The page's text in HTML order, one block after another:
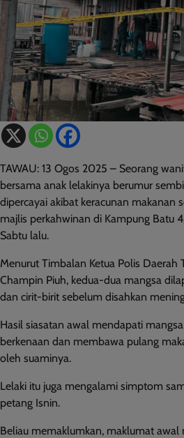
TAWAU: 13 Ogos 2025 – Seorang
bersama anak lelakinya berumur
dipercayai akibat keracunan makanan
majlis perkahwinan di Kampung Batu
Sabtu lalu.
Menurut Timbalan Ketua Polis Daerah
Champin Piuh, kedua-dua mangsa
dan cirit-birit sebelum disahkan
Hasil siasatan awal mendapati
berkenaan dan membawa pulang
oleh suaminya.
Lelaki itu juga mengalami simptom
petang Isnin.
Beliau memaklumkan, maklumat awal